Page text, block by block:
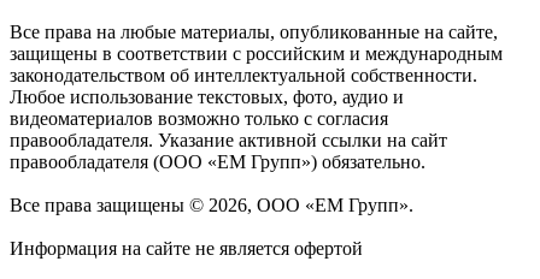
Все права на любые материалы, опубликованные на сайте,
защищены в соответствии с российским и международным
законодательством об интеллектуальной собственности.
Любое использование текстовых, фото, аудио и
видеоматериалов возможно только с согласия
правообладателя. Указание активной ссылки на сайт
правообладателя (ООО «ЕМ Групп») обязательно.
Все права защищены © 2026, ООО «ЕМ Групп».
Информация на сайте не является офертой